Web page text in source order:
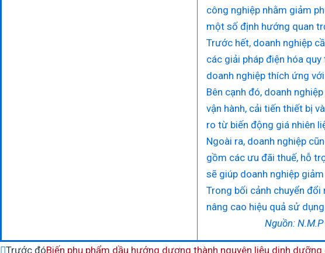
công nghiệp nhằm giảm
một số định hướng quan
Trước hết, doanh nghiệp
các giải pháp điện hóa
doanh nghiệp thích ứng
Bên cạnh đó, doanh
vận hành, cải tiến thiết bị
ro từ biến động giá nhiên
Ngoài ra, doanh nghiệp
gồm các ưu đãi thuế, hỗ
sẽ giúp doanh nghiệp
Trong bối cảnh chuyển
nâng cao hiệu quả sử
Nguồn: N.M.P
Prev
Trước đóBiến phụ phẩm dầu hướng dương thành nguyên liệu dinh dưỡng
Next